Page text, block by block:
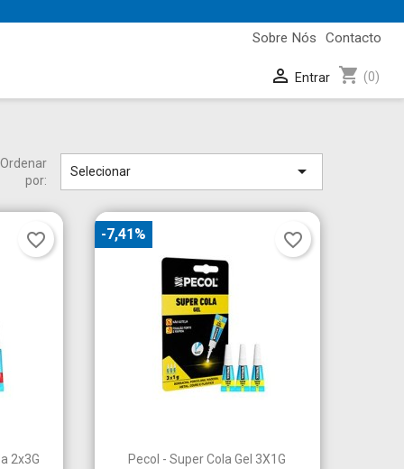
Contacto
Sobre Nós
shopping_cart (0)
 Entrar
Ordenar
por:
Selecionar 
2x3G
favorite_border
Vista rápida
Pecol - Super Cola Gel 3X1G
-7,41% favorite_border